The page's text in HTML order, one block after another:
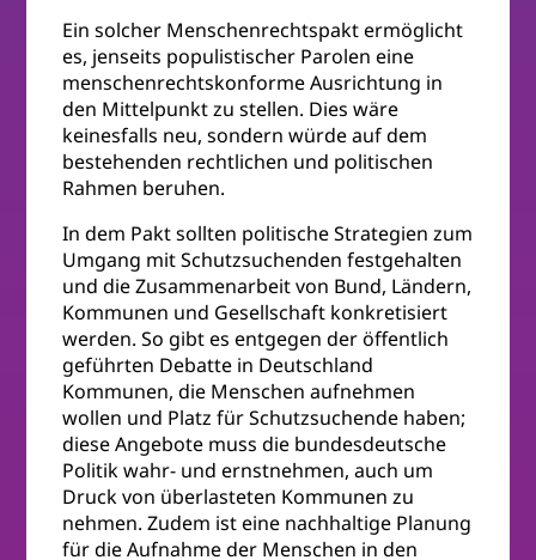
Ein solcher Menschenrechtspakt ermöglicht
es, jenseits populistischer Parolen eine
menschenrechtskonforme Ausrichtung in
den Mittelpunkt zu stellen. Dies wäre
keinesfalls neu, sondern würde auf dem
bestehenden rechtlichen und politischen
Rahmen beruhen.
In dem Pakt sollten politische Strategien zum
Umgang mit Schutzsuchenden festgehalten
und die Zusammenarbeit von Bund, Ländern,
Kommunen und Gesellschaft konkretisiert
werden. So gibt es entgegen der öffentlich
geführten Debatte in Deutschland
Kommunen, die Menschen aufnehmen
wollen und Platz für Schutzsuchende haben;
diese Angebote muss die bundesdeutsche
Politik wahr- und ernstnehmen, auch um
Druck von überlasteten Kommunen zu
nehmen. Zudem ist eine nachhaltige Planung
für die Aufnahme der Menschen in den